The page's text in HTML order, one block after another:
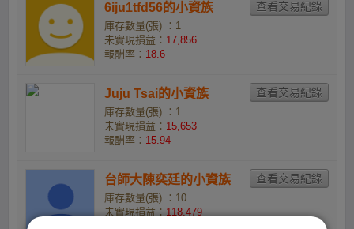
6iju1tfd56的小資族
庫存數量(張) ：1
未實現損益： 17,856
報酬率： 18.6
Juju Tsai的小資族
庫存數量(張) ：1
未實現損益： 15,653
報酬率： 15.94
台師大陳奕廷的小資族
庫存數量(張) ：10
未實現損益： 118,479